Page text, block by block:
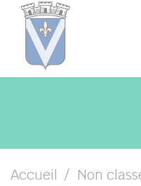
( VIE LOCALE )
Contactez nous
Suivez-nous sur
Accueil Non
Panneau de gestion